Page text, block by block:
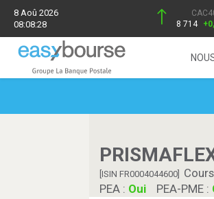
8 Aoû 2026
08:08:28
8 714
[ISIN FR0004044600]
PEA : Oui PEA-PME :